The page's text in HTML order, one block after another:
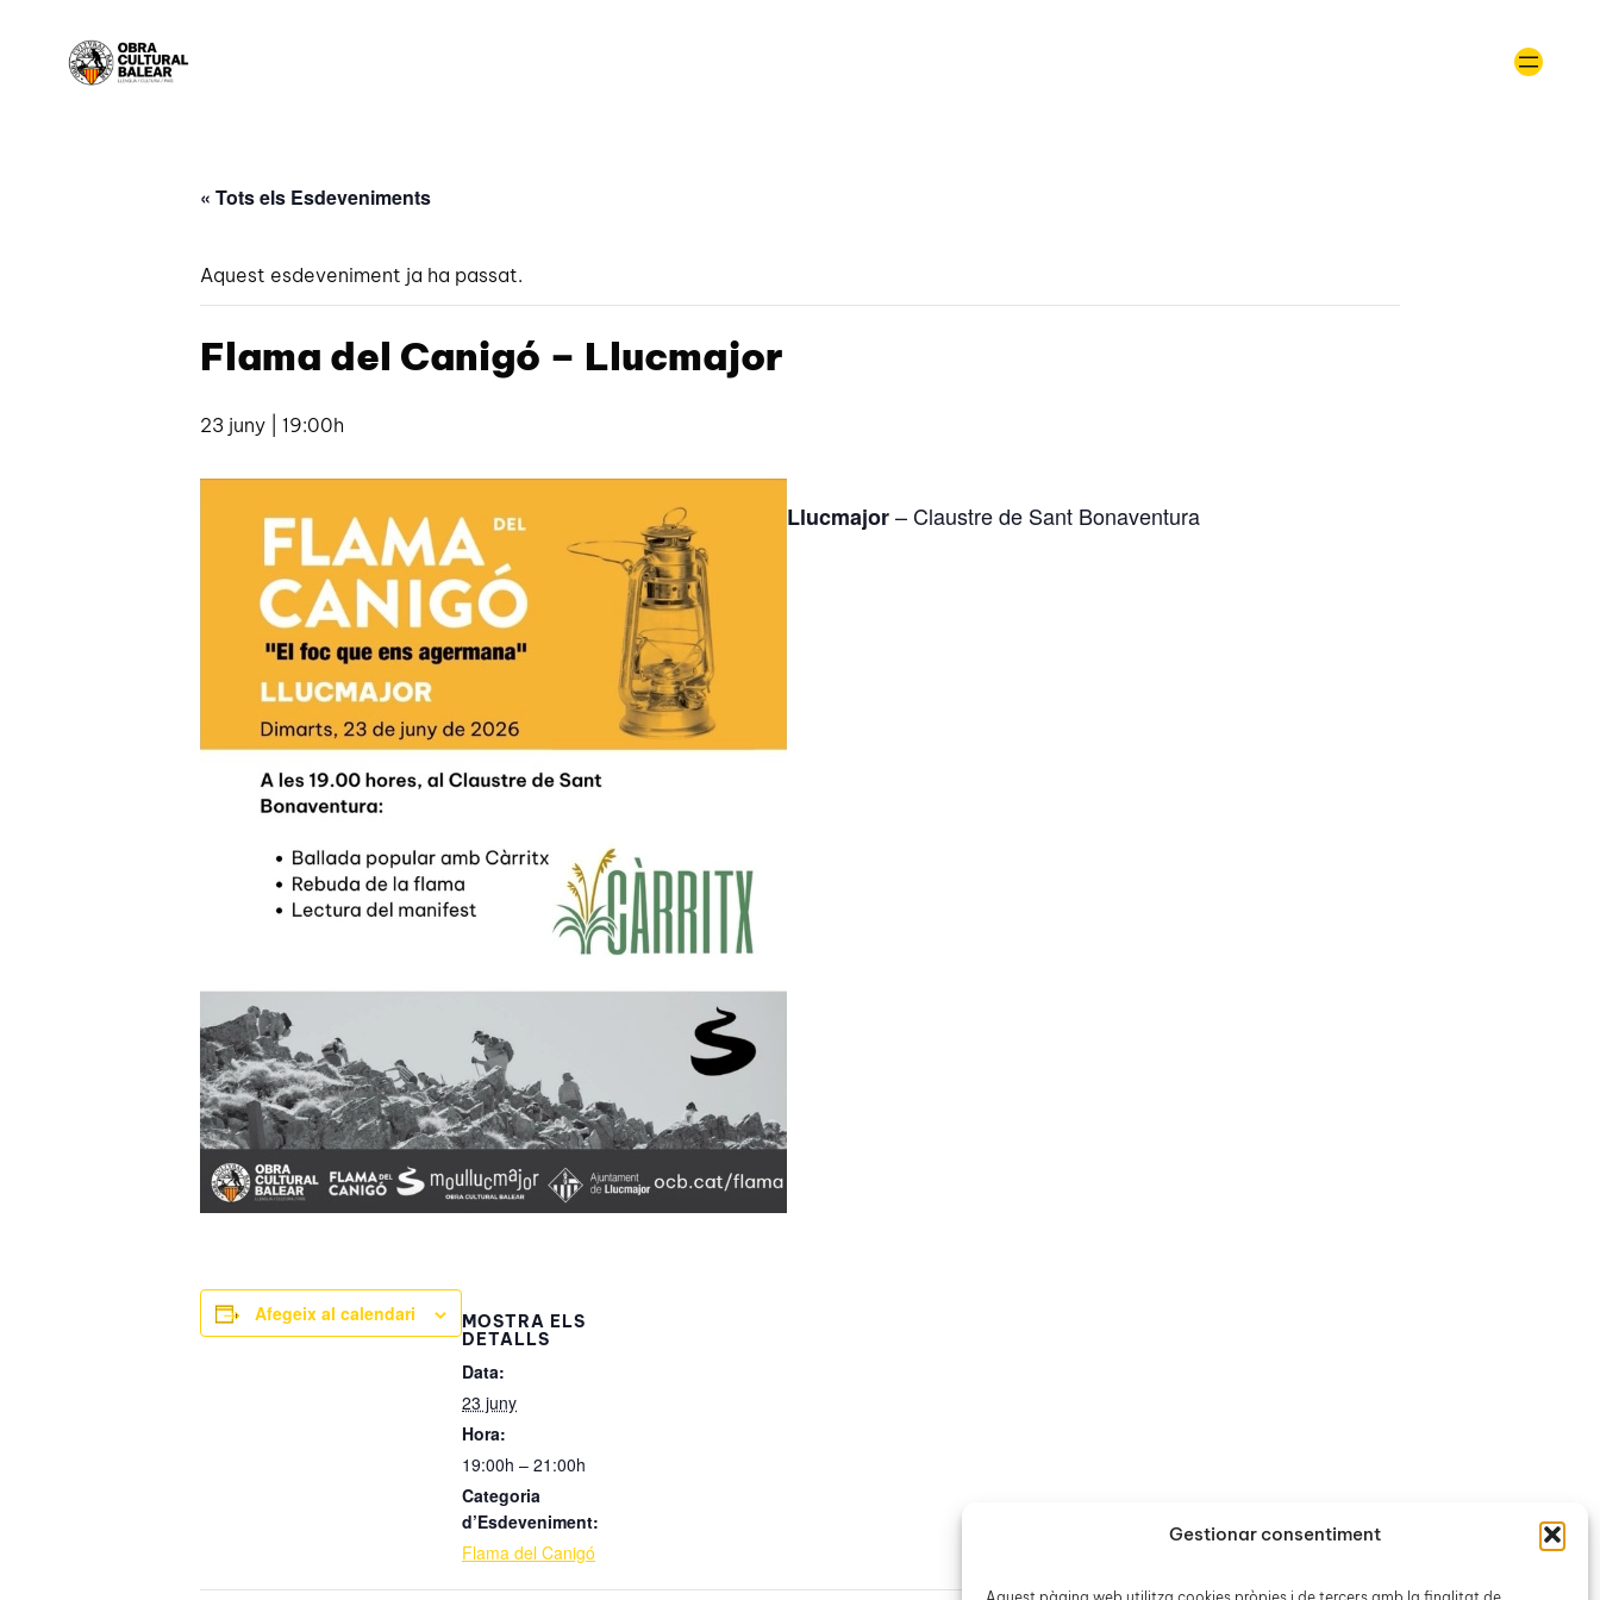
Gestionar consentiment
« Tots els Esdeveniments
Aquest esdeveniment ja ha passat.
Flama del Canigó – Llucmajor
23 juny | 19:00h
Llucmajor– Claustre de Sant Bonaventura
Afegeix al calendari
MOSTRA ELS
DETALLS
Data:
23 juny
Hora:
19:00h – 21:00h
Categoria
d’Esdeveniment:
Flama del Canigó